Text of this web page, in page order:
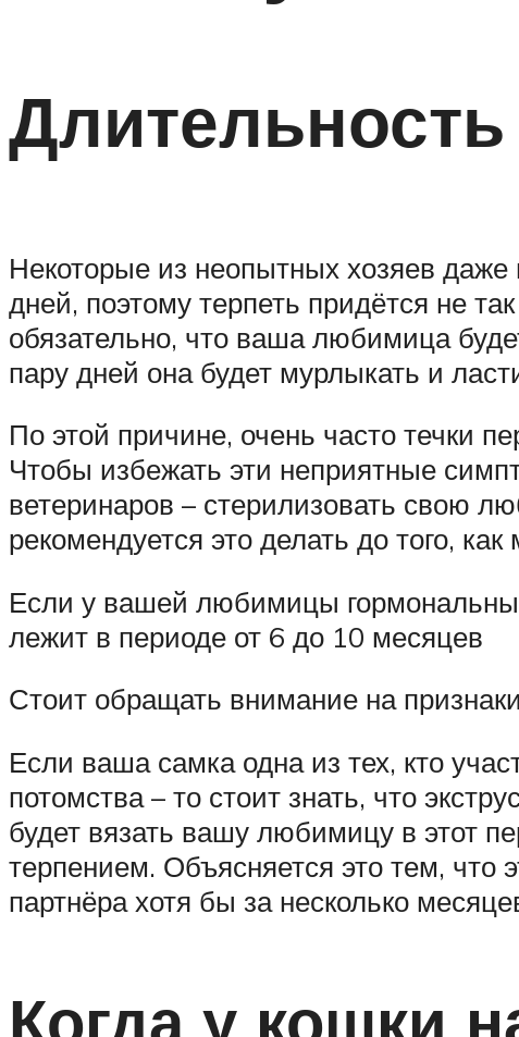
Длительность
Некоторые из неопытных хозяев даже
дней, поэтому терпеть придётся не
обязательно, что ваша любимица
пару дней она будет мурлыкать и
По этой причине, очень часто течки
Чтобы избежать эти неприятные
ветеринаров – стерилизовать свою
рекомендуется это делать до того,
Если у вашей любимицы
лежит в периоде от 6 до 10 месяцев
Стоит обращать внимание на
Если ваша самка одна из тех, кто
потомства – то стоит знать, что
будет вязать вашу любимицу в этот
терпением. Объясняется это тем, что
партнёра хотя бы за несколько
Когда у кошки